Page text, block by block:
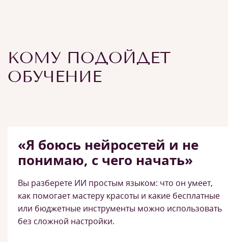
КОМУ ПОДОЙДЕТ
ОБУЧЕНИЕ
«Я боюсь нейросетей и не
понимаю, с чего начать»
Вы разберете ИИ простым языком: что он умеет,
как помогает мастеру красоты и какие бесплатные
или бюджетные инструменты можно использовать
без сложной настройки.